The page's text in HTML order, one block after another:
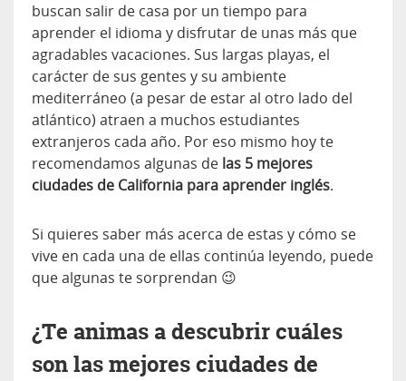
buscan salir de casa por un tiempo para
aprender el idioma y disfrutar de unas más que
agradables vacaciones. Sus largas playas, el
carácter de sus gentes y su ambiente
mediterráneo (a pesar de estar al otro lado del
atlántico) atraen a muchos estudiantes
extranjeros cada año. Por eso mismo hoy te
recomendamos algunas de las 5 mejores
ciudades de California para aprender inglés.
Si quieres saber más acerca de estas y cómo se
vive en cada una de ellas continúa leyendo, puede
que algunas te sorprendan 😉
¿Te animas a descubrir cuáles
son las mejores ciudades de